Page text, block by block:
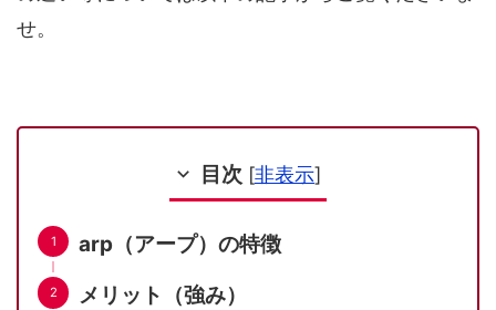
せ。
目次 [非表示]
arp（アープ）の特徴
メリット（強み）